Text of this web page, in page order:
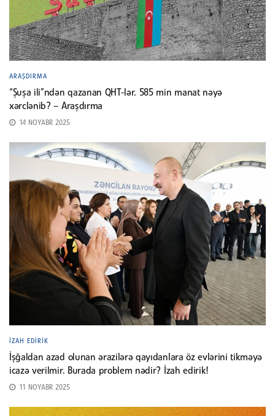
ARAŞDIRMA
“Şuşa ili”ndən qazanan QHT-lər. 585 min manat nəyə
xərclənib? – Araşdırma
14 NOYABR 2025
İZAH EDIRIK
İşğaldan azad olunan ərazilərə qayıdanlara öz evlərini tikməyə
icazə verilmir. Burada problem nədir? İzah edirik!
11 NOYABR 2025